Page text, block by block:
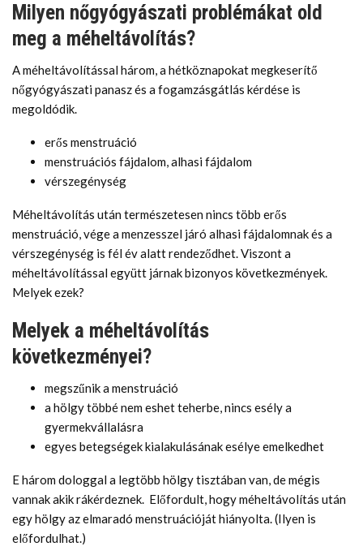
Milyen nőgyógyászati problémákat old
meg a méheltávolítás?
A méheltávolítással három, a hétköznapokat megkeserítő
nőgyógyászati panasz és a fogamzásgátlás kérdése is
megoldódik.
erős menstruáció
menstruációs fájdalom, alhasi fájdalom
vérszegénység
Méheltávolítás után természetesen nincs több erős
menstruáció, vége a menzesszel járó alhasi fájdalomnak és a
vérszegénység is fél év alatt rendeződhet. Viszont a
méheltávolítással együtt járnak bizonyos következmények.
Melyek ezek?
Melyek a méheltávolítás
következményei?
megszűnik a menstruáció
a hölgy többé nem eshet teherbe, nincs esély a
gyermekvállalásra
egyes betegségek kialakulásának esélye emelkedhet
E három dologgal a legtöbb hölgy tisztában van, de mégis
vannak akik rákérdeznek. Előfordult, hogy méheltávolítás után
egy hölgy az elmaradó menstruációját hiányolta. (Ilyen is
előfordulhat.)